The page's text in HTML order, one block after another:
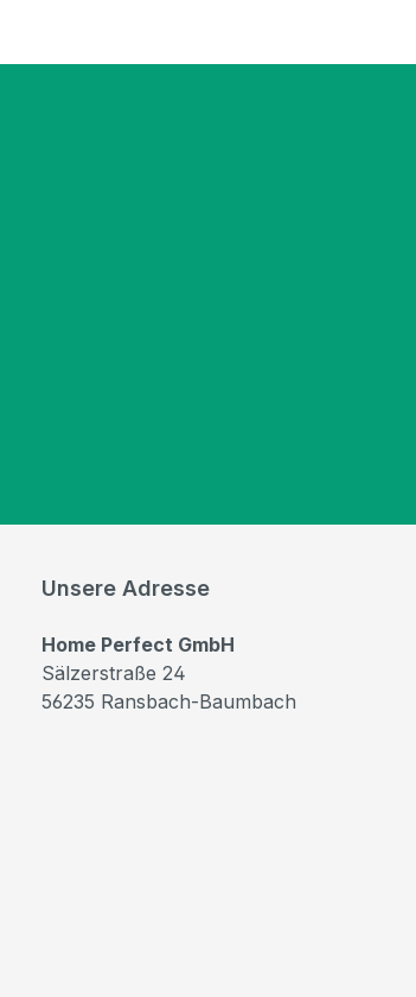
Unsere Adresse
Home Perfect GmbH
Sälzerstraße 24
56235 Ransbach-Baumbach